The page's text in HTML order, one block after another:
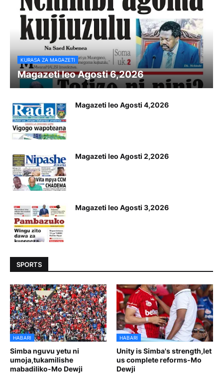
KURASA ZA MAGAZETI
Magazeti leo Agosti 6,2026
Magazeti leo Agosti 4,2026
Magazeti leo Agosti 2,2026
Magazeti leo Agosti 3,2026
SPORTS
HABARI
Simba nguvu yetu ni
umoja,tukamilishe
mabadiliko-Mo Dewji
HABARI
Unity is Simba's strength,let
us complete reforms-Mo
Dewji